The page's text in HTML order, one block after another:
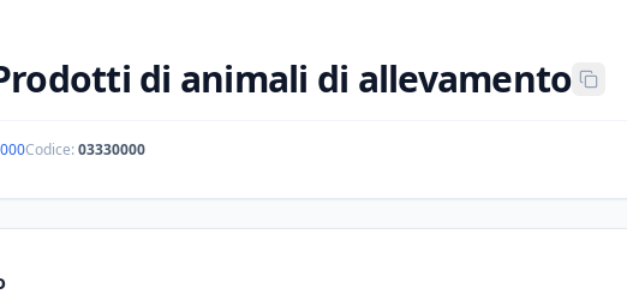
di animali di allevamento
Codice:03330000